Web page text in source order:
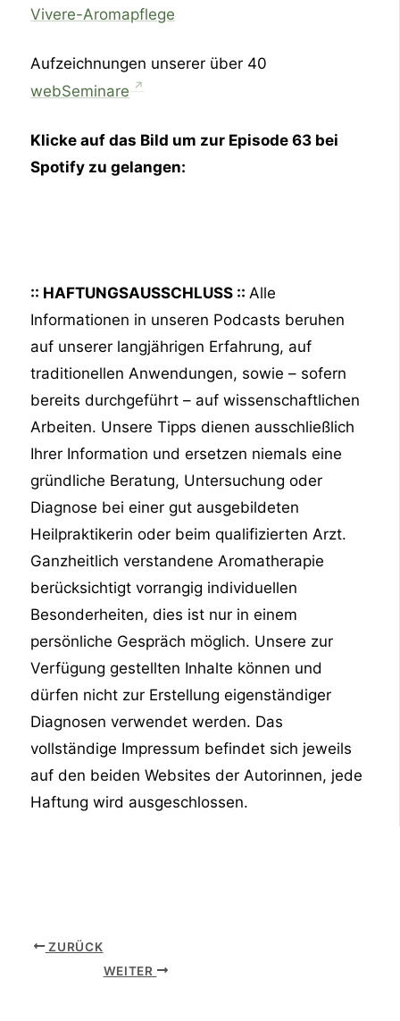
Vivere-Aromapflege
Aufzeichnungen unserer über 40
webSeminare
Klicke auf das Bild um zur Episode 63 bei
Spotify zu gelangen:
:: HAFTUNGSAUSSCHLUSS ::Alle
Informationen in unseren Podcasts beruhen
auf unserer langjährigen Erfahrung, auf
traditionellen Anwendungen, sowie – sofern
bereits durchgeführt – auf wissenschaftlichen
Arbeiten. Unsere Tipps dienen ausschließlich
Ihrer Information und ersetzen niemals eine
gründliche Beratung, Untersuchung oder
Diagnose bei einer gut ausgebildeten
Heilpraktikerin oder beim qualifizierten Arzt.
Ganzheitlich verstandene Aromatherapie
berücksichtigt vorrangig individuellen
Besonderheiten, dies ist nur in einem
persönliche Gespräch möglich. Unsere zur
Verfügung gestellten Inhalte können und
dürfen nicht zur Erstellung eigenständiger
Diagnosen verwendet werden. Das
vollständige Impressum befindet sich jeweils
auf den beiden Websites der Autorinnen, jede
Haftung wird ausgeschlossen.
ZURÜCK
WEITER